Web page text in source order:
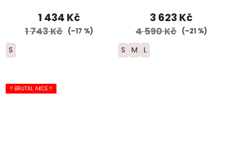
1 434 Kč
1 743 Kč (–17 %)
S
3 623 Kč
4 590 Kč (–21 %)
S M L
!! BRUTAL AKCE !!